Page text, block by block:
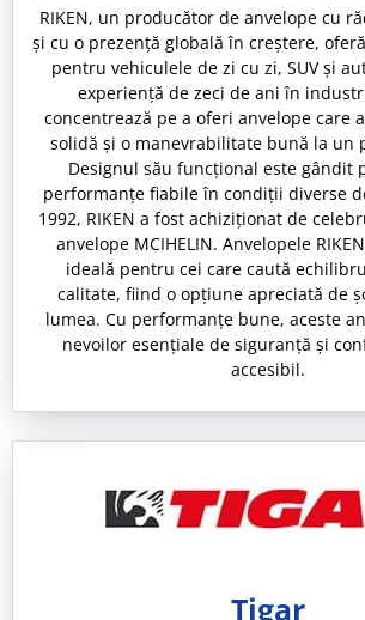
RIKEN, un producător de anvelope cu
și cu o prezență globală în creștere,
pentru vehiculele de zi cu zi, SUV și
experiență de zeci de ani în
concentrează pe a oferi anvelope care
solidă și o manevrabilitate bună la un
Designul său funcțional este gândit
performanțe fiabile în condiții diverse
1992, RIKEN a fost achiziționat de
anvelope MCIHELIN. Anvelopele
ideală pentru cei care caută
calitate, fiind o opțiune apreciată de
lumea. Cu performanțe bune, aceste
nevoilor esențiale de siguranță și
accesibil.
Tigar